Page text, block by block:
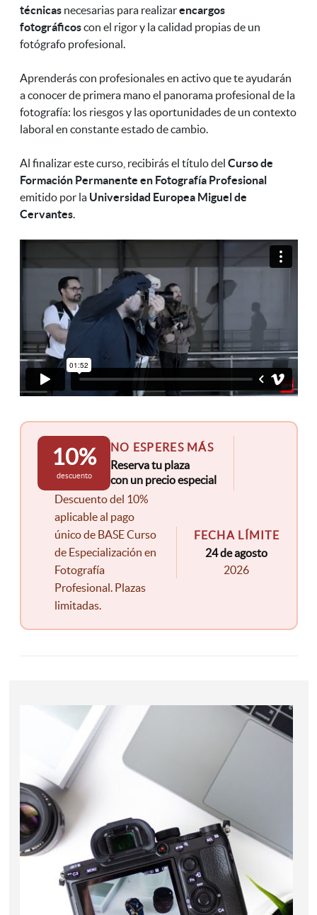
técnicas necesarias para realizarencargos
fotográficoscon el rigor y la calidad propias de un
fotógrafo profesional.
Aprenderás con profesionales en activo que te ayudarán
a conocer de primera mano el panorama profesional de la
fotografía: los riesgos y las oportunidades de un contexto
laboral en constante estado de cambio.
Al finalizar este curso, recibirás el título del Curso de
Formación Permanente en Fotografía Profesional
emitido por la Universidad Europea Miguel de
Cervantes.
10%
descuento
NO ESPERES MÁS
Reserva tu plaza
con un precio especial
Descuento del 10%
aplicable al pago
único de BASE Curso
de Especialización en
Fotografía
Profesional. Plazas
limitadas.
FECHA LÍMITE
24 de agosto
2026